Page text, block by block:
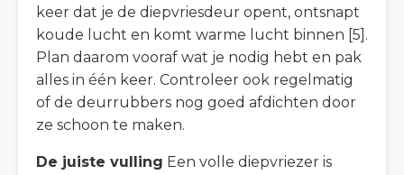
keer dat je de diepvriesdeur opent, ontsnapt
koude lucht en komt warme lucht binnen [5].
Plan daarom vooraf wat je nodig hebt en pak
alles in één keer. Controleer ook regelmatig
of de deurrubbers nog goed afdichten door
ze schoon te maken.
De juiste vulling Een volle diepvriezer is